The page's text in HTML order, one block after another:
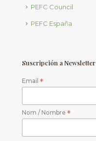
PEFC Council
PEFC España
Suscripción a Newsletter
Email *
Nom / Nombre *